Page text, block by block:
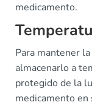
medicamento.
Para mantener
almacenarlo a
protegido de la
medicamento en